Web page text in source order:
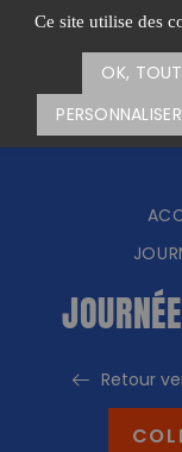
Ce site utilise des
OK,
PERSONNALISER
Passer
CARTE
Retour